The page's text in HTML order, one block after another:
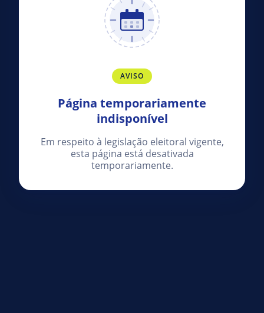
AVISO
Página temporariamente
indisponível
Em respeito à legislação eleitoral vigente,
esta página está desativada
temporariamente.